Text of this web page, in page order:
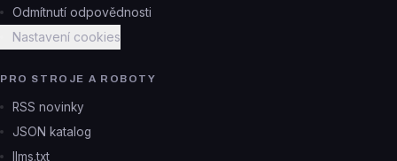
Odmítnutí odpovědnosti
Nastavení cookies
PRO STROJE A ROBOTY
RSS novinky
JSON katalog
llms.txt